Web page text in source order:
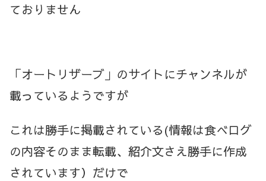
ておりません
「オートリザーブ」のサイトにチャンネルが
載っているようですが
これは勝手に掲載されている(情報は食べログ
の内容そのまま転載、紹介文さえ勝手に作成
されています）だけで